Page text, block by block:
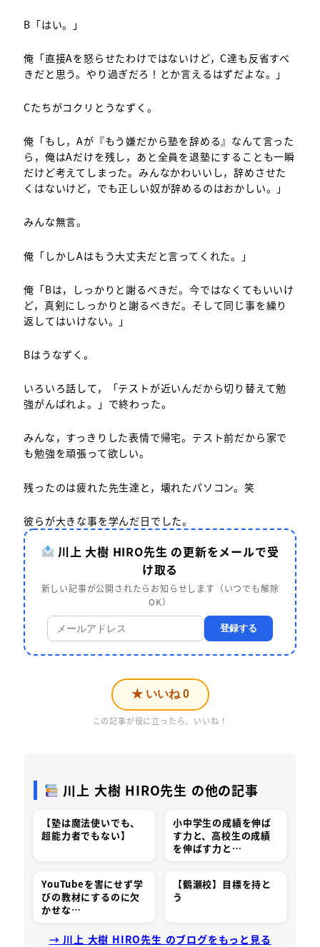
B「はい。」
俺「直接Aを怒らせたわけではないけど，C達も反省すべ
きだと思う。やり過ぎだろ！とか言えるはずだよな。」
Cたちがコクリとうなずく。
俺「もし，Aが『もう嫌だから塾を辞める』なんて言った
ら，俺はAだけを残し，あと全員を退塾にすることも一瞬
だけど考えてしまった。みんなかわいいし，辞めさせた
くはないけど，でも正しい奴が辞めるのはおかしい。」
みんな無言。
俺「しかしAはもう大丈夫だと言ってくれた。」
俺「Bは，しっかりと謝るべきだ。今ではなくてもいいけ
ど，真剣にしっかりと謝るべきだ。そして同じ事を繰り
返してはいけない。」
Bはうなずく。
いろいろ話して，「テストが近いんだから切り替えて勉
強がんばれよ。」で終わった。
みんな，すっきりした表情で帰宅。テスト前だから家で
も勉強を頑張って欲しい。
残ったのは疲れた先生達と，壊れたパソコン。笑
彼らが大きな事を学んだ日でした。
川上 大樹 HIRO先生 の更新をメールで受
け取る
新しい記事が公開されたらお知らせします（いつでも解除
OK）
登録する
★ いいね 0
この記事が役に立ったら、いいね！
川上 大樹 HIRO先生 の他の記事
【塾は魔法使いでも、
超能力者でもない】
小中学生の成績を伸ば
す力と、高校生の成績
を伸ばす力と…
YouTubeを害にせず学
びの教材にするのに欠
かせな…
【鶴瀬校】目標を持と
う
→ 川上 大樹 HIRO先生 のブログをもっと見る